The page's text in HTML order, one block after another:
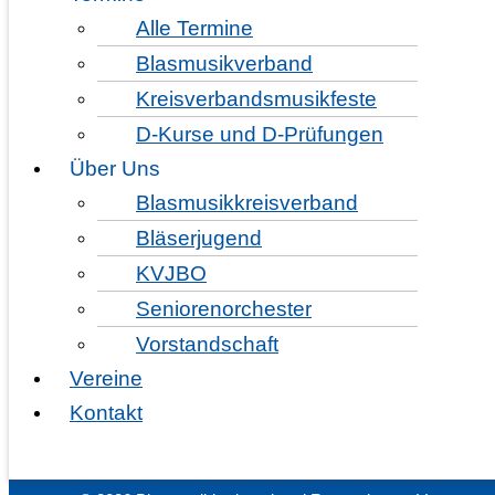
Alle Termine
Blasmusikverband
Kreisverbandsmusikfeste
D-Kurse und D-Prüfungen
Über Uns
Blasmusikkreisverband
Bläserjugend
KVJBO
Seniorenorchester
Vorstandschaft
Vereine
Kontakt
Schnupperdirigieren mit Thomas Wolf